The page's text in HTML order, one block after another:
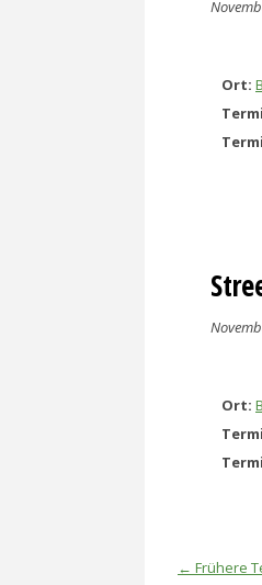
Ort:
Ort:
← Frühere